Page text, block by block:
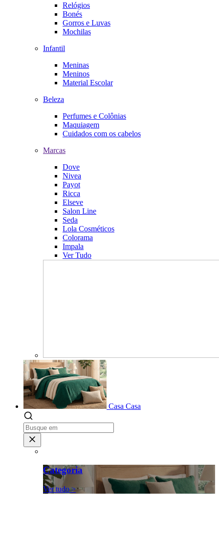
Relógios
Bonés
Gorros e Luvas
Mochilas
Infantil
Meninas
Meninos
Material Escolar
Beleza
Perfumes e Colônias
Maquiagem
Cuidados com os cabelos
Marcas
Dove
Nivea
Payot
Ricca
Elseve
Salon Line
Seda
Lola Cosméticos
Colorama
Impala
Ver Tudo
Casa Casa
Categoria
Ver tudo >